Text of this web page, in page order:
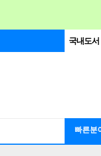
국내도서
빠른분